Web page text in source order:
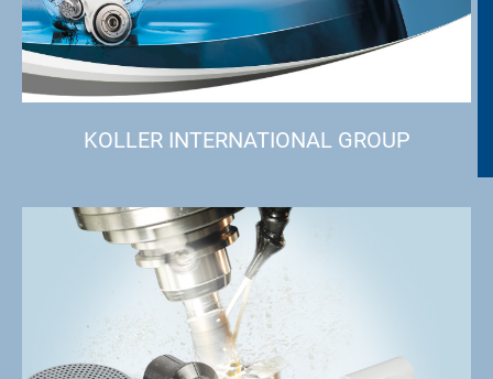
KOLLER INTERNATIONAL GROUP